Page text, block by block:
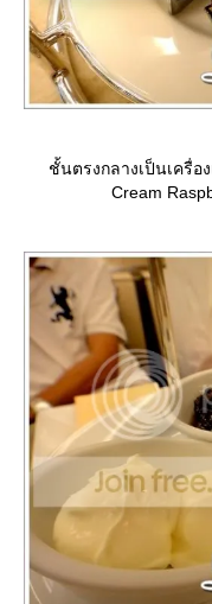
ชั้นตรงกลางเป็นเครื่อ
Cream